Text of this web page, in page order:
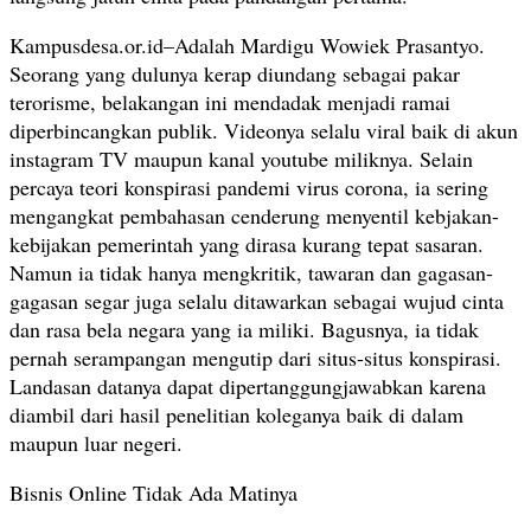
Kampusdesa.or.id–Adalah Mardigu Wowiek Prasantyo.
Seorang yang dulunya kerap diundang sebagai pakar
terorisme, belakangan ini mendadak menjadi ramai
diperbincangkan publik. Videonya selalu viral baik di akun
instagram TV maupun kanal youtube miliknya. Selain
percaya teori konspirasi pandemi virus corona, ia sering
mengangkat pembahasan cenderung menyentil kebjakan-
kebijakan pemerintah yang dirasa kurang tepat sasaran.
Namun ia tidak hanya mengkritik, tawaran dan gagasan-
gagasan segar juga selalu ditawarkan sebagai wujud cinta
dan rasa bela negara yang ia miliki. Bagusnya, ia tidak
pernah serampangan mengutip dari situs-situs konspirasi.
Landasan datanya dapat dipertanggungjawabkan karena
diambil dari hasil penelitian koleganya baik di dalam
maupun luar negeri.
Bisnis Online Tidak Ada Matinya